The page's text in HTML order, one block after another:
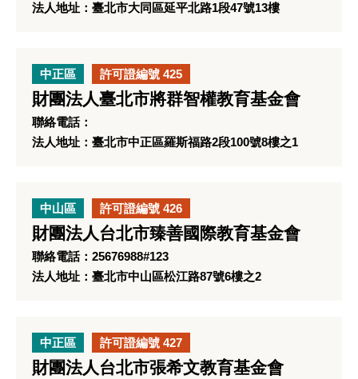
法人地址：臺北市大同區延平北路1段47號13樓
中正區 許可證編號 425
財團法人臺北市將群智權教育基金會
聯絡電話：
法人地址：臺北市中正區羅斯福路2段100號8樓之1
中山區 許可證編號 426
財團法人台北市臻善國際教育基金會
聯絡電話：25676988#123
法人地址：臺北市中山區松江路87號6樓之2
中正區 許可證編號 427
財團法人台北市張希文教育基金會